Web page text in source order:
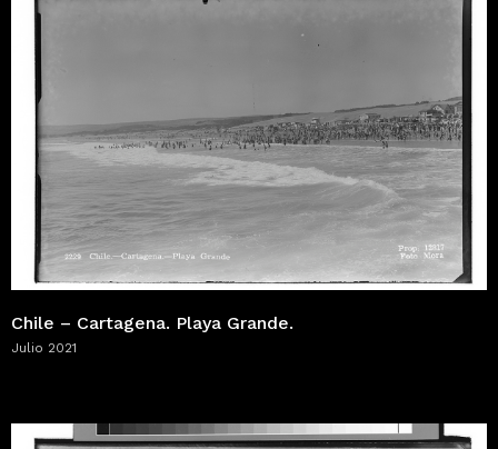
Chile – Cartagena. Playa Grande.
Julio 2021